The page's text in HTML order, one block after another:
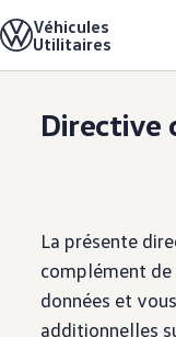
au
au
Véhicules
Utilitaires
Modèles et
Charger la
Solutions
Services et
Accueil Directive
Directive
La présente
complément
données et
additionnelles